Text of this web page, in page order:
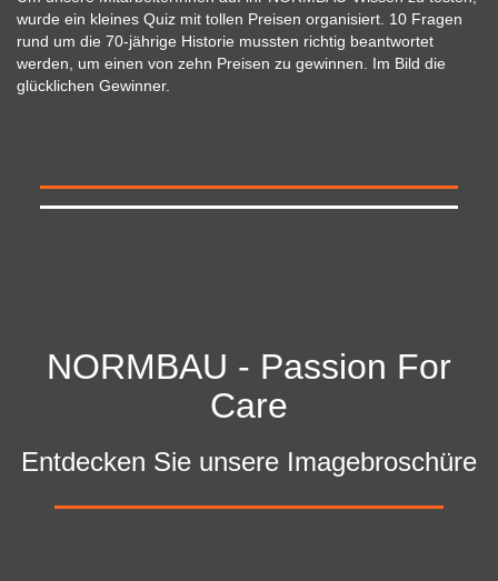
Zusammenarbeit mit der "Burgerwerkstatt - Der Fuchs geht rum"
aus Willstätt konnten alle hungrigen MitarbeiterInnen mit
verschiedenen Burgervariationen versorgt werden. Leckeres
Dessert zum Abschluss gab es natürlich auch.
NORMBAU - Passion For
Care
Entdecken Sie unsere Imagebroschüre